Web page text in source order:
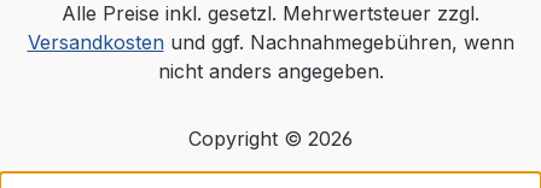
Alle Preise inkl. gesetzl. Mehrwertsteuer zzgl.
Versandkostenund ggf. Nachnahmegebühren, wenn
nicht anders angegeben.
Copyright © 2026